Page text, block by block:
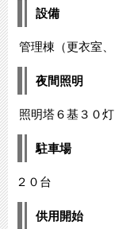
設備
管理棟（更衣室
夜間照明
照明塔６基３０灯
駐車場
２０台
供用開始